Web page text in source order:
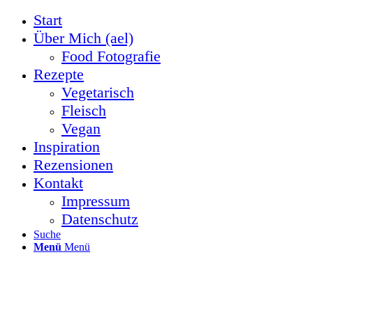
Start
Über Mich (ael)
Food Fotografie
Rezepte
Vegetarisch
Fleisch
Vegan
Inspiration
Rezensionen
Kontakt
Impressum
Datenschutz
Suche
Menü Menü